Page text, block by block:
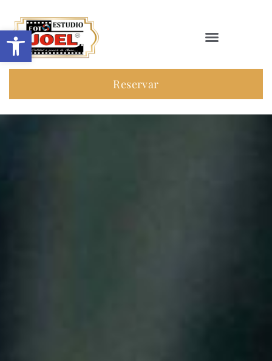
Abrir barra de herramientas
Reservar